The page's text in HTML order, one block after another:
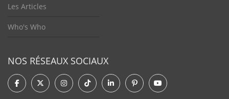
Les Articles
Who's Who
NOS RÉSEAUX SOCIAUX